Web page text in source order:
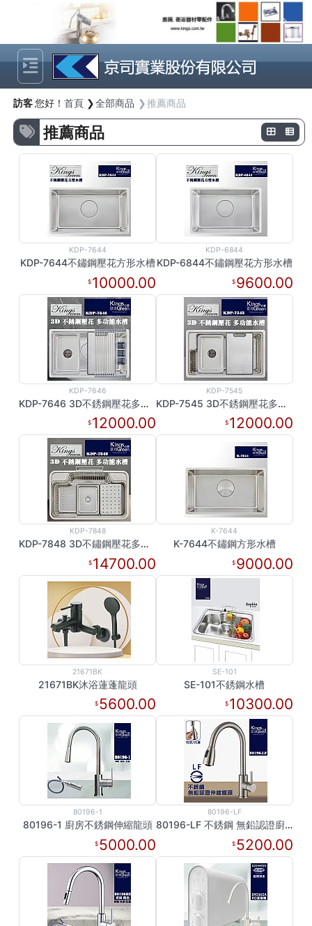
Previous Next
訪客您好！ 首頁 全部商品 推薦商品
推薦商品
KDP-7644
KDP-7644不鏽鋼壓花方形水槽
10000.00
KDP-6844
KDP-6844不鏽鋼壓花方形水槽
9600.00
KDP-7646
KDP-7646 3D不銹鋼壓花多功能水槽
12000.00
KDP-7545
KDP-7545 3D不銹鋼壓花多功能水槽
12000.00
KDP-7848
KDP-7848 3D不鏽鋼壓花多功能水槽
14700.00
K-7644
K-7644不鏽鋼方形水槽
9000.00
21671BK
21671BK沐浴蓮蓬龍頭
5600.00
SE-101
SE-101不銹鋼水槽
10300.00
80196-1
80196-1 廚房不銹鋼伸縮龍頭
5000.00
80196-LF
80196-LF 不銹鋼 無鉛認證廚房伸縮龍頭
5200.00